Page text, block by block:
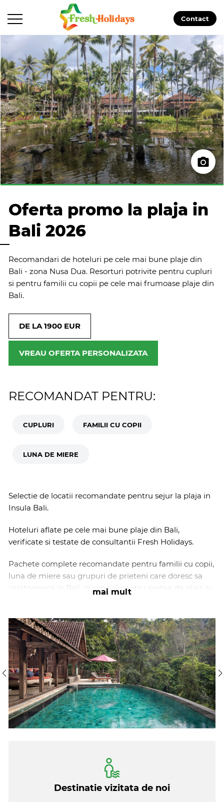
Contact
Oferta promo la plaja in
Bali 2026
Recomandari de hoteluri pe cele mai bune plaje din
Bali - zona Nusa Dua. Resorturi potrivite pentru cupluri
si pentru familii cu copii pe cele mai frumoase plaje din
Bali.
DE LA 1900 EUR
VREAU OFERTA PERSONALIZATA
RECOMANDAT PENTRU:
CUPLURI FAMILII CU COPII
LUNA DE MIERE
Selectie de locatii recomandate pentru sejur la plaja in
Insula Bali.
Hoteluri aflate pe cele mai bune plaje din Bali,
verificate si testate de consultantii Fresh Holidays.
Pachete complete recomandate pentru familii cu copii,
luna de miere sau grupuri de prieteni care doresc sa
calatoreasca in Bali, in special pentru partea de plaja si
mai mult
Destinatie vizitata de noi